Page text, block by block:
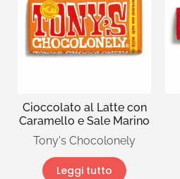
Cioccolato al Latte con
Caramello e Sale Marino
Tony's Chocolonely
Leggi tutto